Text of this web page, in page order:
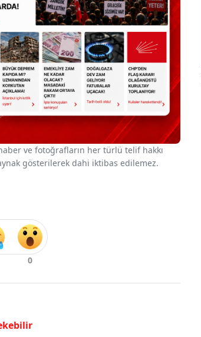
ve fotoğrafların her türlü telif hakkı
gösterilerek dahi iktibas edilemez.